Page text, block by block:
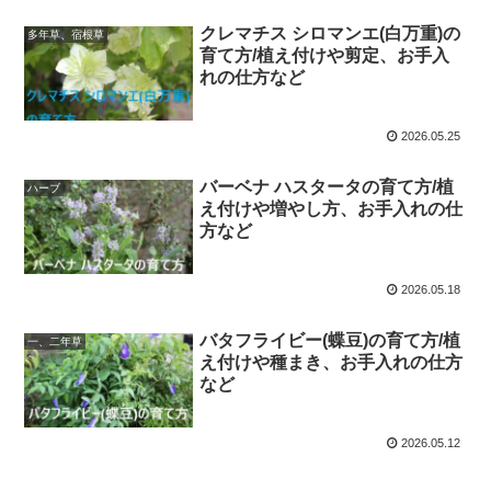
多年草、宿根草
クレマチス シロマンエ(白万重)の
育て方/植え付けや剪定、お手入
れの仕方など
2026.05.25
ハーブ
バーベナ ハスタータの育て方/植
え付けや増やし方、お手入れの仕
方など
2026.05.18
一、二年草
バタフライビー(蝶豆)の育て方/植
え付けや種まき、お手入れの仕方
など
2026.05.12